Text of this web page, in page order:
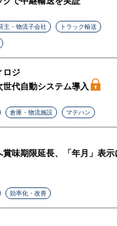
主・物流子会社 トラック輸送
ロジ
代自動システム導入
倉庫・物流施設 マテハン
賞味期限延長、「年月」表示
効率化・改善